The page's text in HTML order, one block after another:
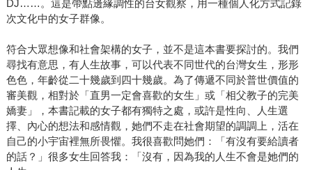
DJ……。這是帶點邊緣調性的台女觀察，用一種個人化方式記錄
次文化中的女子群像。
符合大眾想像和社會架構的女子，並不是這本書要探討的。我們
尋找有意思，有人生故事，可以代表不同世代的台灣女生，形形
色色，年齡從二十幾歲到四十幾歲。為了傳遞不同於普世價值的
審美觀，相對於「直男一定會喜歡的女生」或「相父教子的完美
嬌妻」，本書記載的女子都有獨特之處，或許是性向、人生選
擇、內心的想法和感情觀，她們不走在社會期望的調調上，活在
自己的小宇宙裡無所畏懼。我很喜歡問她們：「有沒有要給讀者
的話？」很多女生回答我：「沒有，因為我的人生不會是她們的